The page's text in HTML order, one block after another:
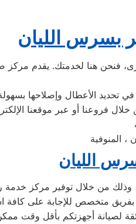
بسرس الليان
فنحن هنا لخدمتك. يقدم مركز
تحديد الأعطال وإصلاحها
المنوفية
الليان